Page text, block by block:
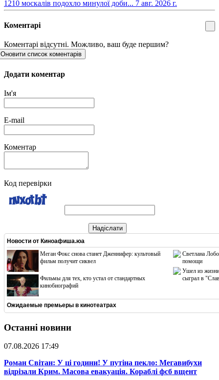
​1210 москалів подохло минулої доби... 7 авг. 2026 г.
Коментарі
Коментарі відсутні. Можливо, ваш буде першим?
Оновити список коментарів
Додати коментар
Ім'я
E-mail
Коментар
Код перевірки
Надіслати
Новости от Киноафиша.юа
Меган Фокс снова станет Дженнифер: культовый
фильм получит сиквел
Фильмы для тех, кто устал от стандартных
кинобиографий
Светлана
помощи
Ушел из жизни
сыграл в
Ожидаемые премьеры в кинотеатрах
Останні новини
07.08.2026 17:49
​Роман Світан: У ці години! У путіна пекло: Мегавибухи
відрізали Крим. Масова евакуація. Кораблі фсб вщент